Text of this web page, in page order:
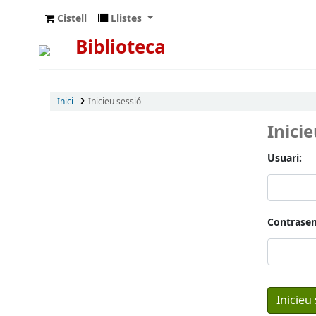
Cistell Llistes
Biblioteca
Inici Inicieu sessió
Usuari: